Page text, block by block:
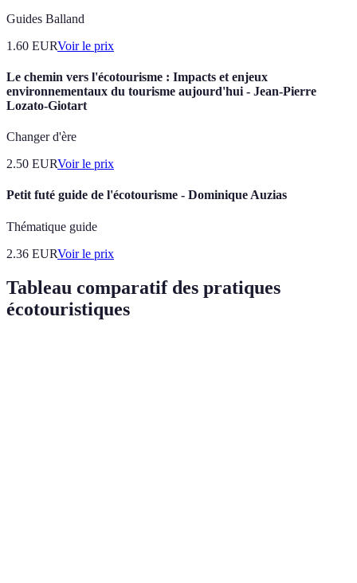
Guides Balland
1.60 EURVoir le prix
Le chemin vers l'écotourisme : Impacts et enjeux
environnementaux du tourisme aujourd'hui - Jean-Pierre
Lozato-Giotart
Changer d'ère
2.50 EURVoir le prix
Petit futé guide de l'écotourisme - Dominique Auzias
Thématique guide
2.36 EURVoir le prix
Tableau comparatif des pratiques
écotouristiques